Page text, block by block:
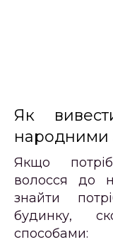
Як
народними
Якщо
волосся до
знайти
будинку,
способами: